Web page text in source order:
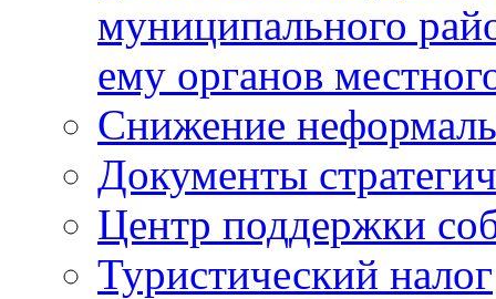
муниципального
ему органов
Снижение
Документы
Центр поддержки
Туристический налог